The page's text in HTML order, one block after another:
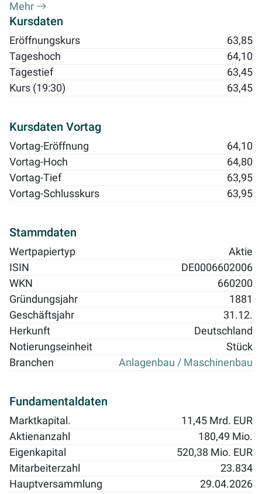
Mehr
Kursdaten
Eröffnungskurs
63,85
Tageshoch
64,10
Tagestief
63,45
Kurs (19:30)
63,45
Kursdaten Vortag
Vortag-Eröffnung
64,10
Vortag-Hoch
64,80
Vortag-Tief
63,95
Vortag-Schlusskurs
63,95
Stammdaten
Wertpapiertyp
Aktie
ISIN
DE0006602006
WKN
660200
Gründungsjahr
1881
Geschäftsjahr
31.12.
Herkunft
Deutschland
Notierungseinheit
Stück
Branchen
Anlagenbau / Maschinenbau
Fundamentaldaten
Marktkapital.
11,45 Mrd. EUR
Aktienanzahl
180,49 Mio.
Eigenkapital
520,38 Mio. EUR
Mitarbeiterzahl
23.834
Hauptversammlung
29.04.2026